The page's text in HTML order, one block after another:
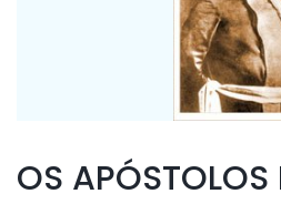
OS APÓSTOLOS